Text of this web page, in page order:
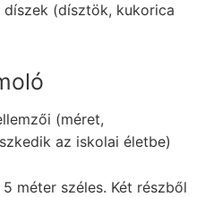
díszek (dísztök, kukorica
(méret,
az iskolai életbe)
méter széles. Két részből